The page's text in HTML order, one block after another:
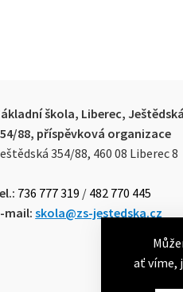
ať víme,
škola, Liberec, Ještědská
88, příspěvková organizace
354/88, 460 08 Liberec 8
736 777 319 / 482 770 445
mail: skola@zs-jestedska.cz